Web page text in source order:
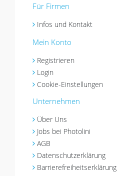
Für Firmen
Infos und Kontakt
Mein Konto
Registrieren
Login
Cookie-Einstellungen
Unternehmen
Über Uns
Jobs bei Photolini
AGB
Datenschutzerklärung
Barrierefreiheitserklärung